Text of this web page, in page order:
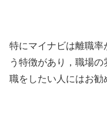
特にマイナビは離職
う特徴があり，職場
職をしたい人にはお勧